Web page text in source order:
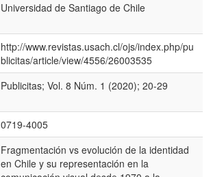
Universidad de Santiago de Chile
http://www.revistas.usach.cl/ojs/index.php/pu
blicitas/article/view/4556/26003535
Publicitas; Vol. 8 Núm. 1 (2020); 20-29
0719-4005
Fragmentación vs evolución de la identidad
en Chile y su representación en la